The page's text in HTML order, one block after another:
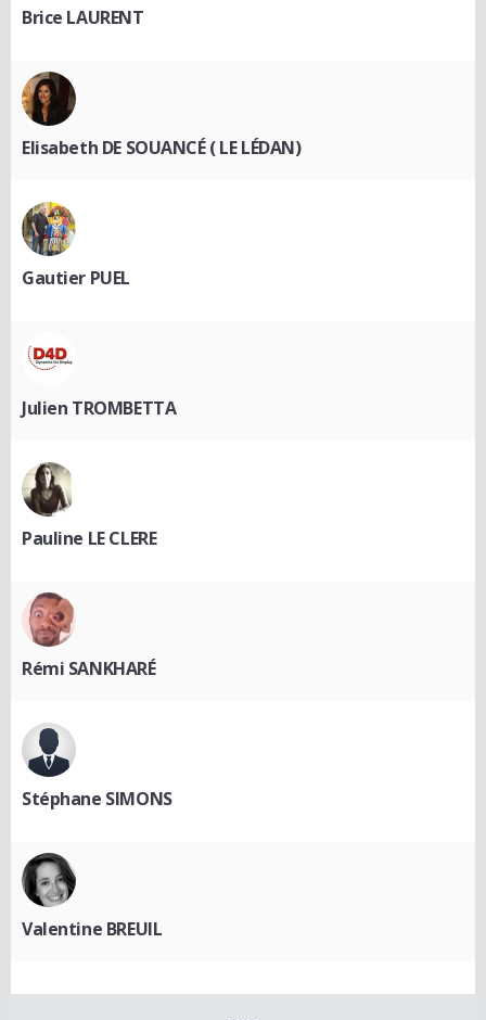
Brice LAURENT
Elisabeth DE SOUANCÉ ( LE LÉDAN)
Gautier PUEL
Julien TROMBETTA
Pauline LE CLERE
Rémi SANKHARÉ
Stéphane SIMONS
Valentine BREUIL